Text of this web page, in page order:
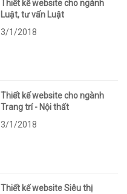
Thiết kế website cho ngành
Luật, tư vấn Luật
3/1/2018
Thiết kế website cho ngành
Trang trí - Nội thất
3/1/2018
Thiết kế website Siêu thị